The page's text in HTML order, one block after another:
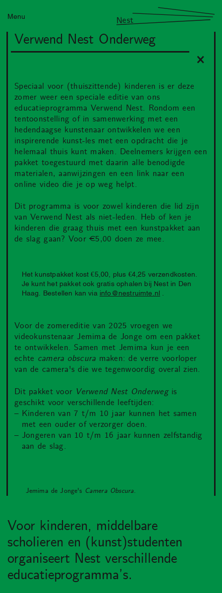
Menu Nest
Verwend Nest Onderweg
Speciaal voor (thuiszittende) kinderen is er deze
zomer weer een speciale editie van ons
educatieprogramma Verwend Nest. Rondom een
tentoonstelling of in samenwerking met een
hedendaagse kunstenaar ontwikkelen we een
inspirerende kunst-les met een opdracht die je
helemaal thuis kunt maken. Deelnemers krijgen een
pakket toegestuurd met daarin alle benodigde
materialen, aanwijzingen en een link naar een
online video die je op weg helpt.
Dit programma is voor zowel kinderen die lid zijn
van Verwend Nest als niet-leden. Heb of ken je
kinderen die graag thuis met een kunstpakket aan
de slag gaan? Voor €5,00 doen ze mee.
Het kunstpakket kost €5,00, plus €4,25 verzendkosten.
Je kunt het pakket ook gratis ophalen bij Nest in Den
Haag. Bestellen kan via info@nestruimte.nl
Voor de zomereditie van 2025 vroegen we
videokunstenaar Jemima de Jonge om een pakket
te ontwikkelen. Samen met Jemima kun je een
echte camera obscura maken: de verre voorloper
van de camera's die we tegenwoordig overal zien.
Dit pakket voor Verwend Nest Onderwegis
geschikt voor verschillende leeftijden:
Kinderen van 7 t/m 10 jaar kunnen het samen
met een ouder of verzorger doen.
Jongeren van 10 t/m 16 jaar kunnen zelfstandig
aan de slag.
Jemima de Jonge's Camera Obscura.
Voor kinderen, middelbare
scholieren en (kunst)studenten
organiseert Nest verschillende
educatieprogramma’s.